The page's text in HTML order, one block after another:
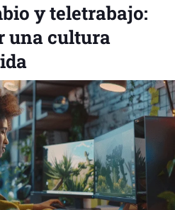
y teletrabajo:
una cultura